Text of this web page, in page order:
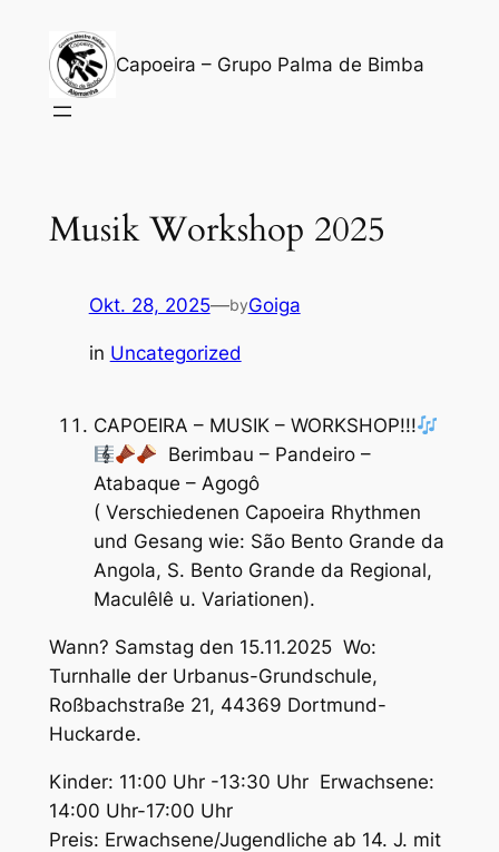
Inhalt
springen
Capoeira – Grupo Palma de Bimba
Musik Workshop 2025
Okt. 28, 2025—byGoiga
in Uncategorized
CAPOEIRA – MUSIK – WORKSHOP!!!
Berimbau – Pandeiro –
Atabaque – Agogô
( Verschiedenen Capoeira Rhythmen
und Gesang wie: São Bento Grande da
Angola, S. Bento Grande da Regional,
Maculêlê u. Variationen).
Wann? Samstag den 15.11.2025 Wo:
Turnhalle der Urbanus-Grundschule,
Roßbachstraße 21, 44369 Dortmund-
Huckarde.
Kinder: 11:00 Uhr -13:30 Uhr Erwachsene:
14:00 Uhr-17:00 Uhr
Preis: Erwachsene/Jugendliche ab 14. J. mit